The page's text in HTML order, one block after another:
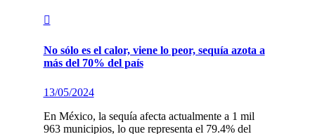
No sólo es el calor, viene lo peor, sequía azota a
más del 70% del país
13/05/2024
En México, la sequía afecta actualmente a 1 mil
963 municipios, lo que representa el 79.4% del